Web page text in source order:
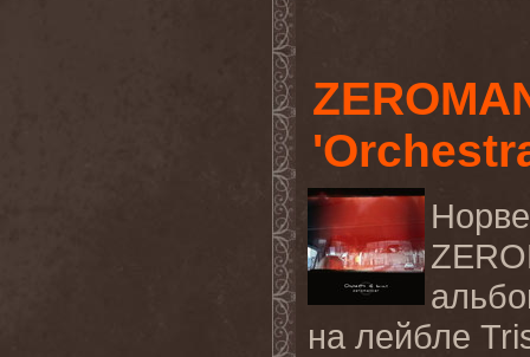
на лейбле